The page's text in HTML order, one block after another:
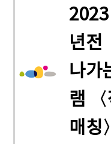
2023
년전
나가
램
매칭〉